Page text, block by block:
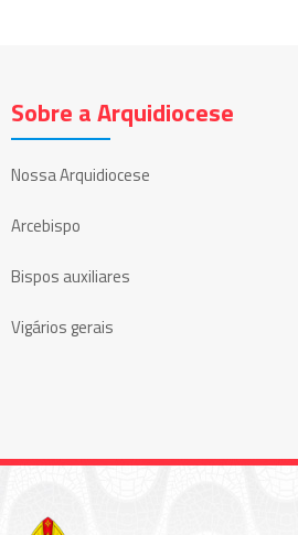
Sobre a Arquidiocese
Nossa Arquidiocese
Arcebispo
Bispos auxiliares
Vigários gerais